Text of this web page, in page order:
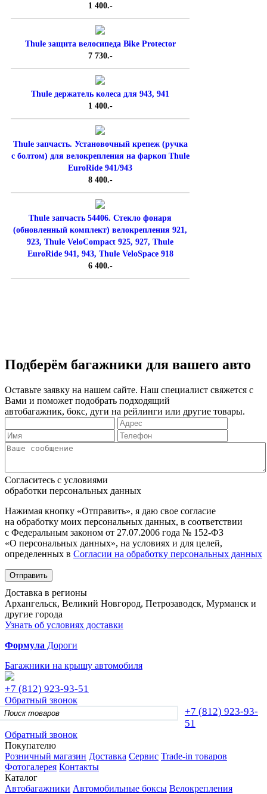
1 400.-
Thule защита велосипеда Bike Protector
7 730.-
Thule держатель колеса для 943, 941
1 400.-
Thule запчасть. Установочный крепеж (ручка
с болтом) для велокрепления на фаркоп Thule
EuroRide 941/943
8 400.-
Thule запчасть 54406. Стекло фонаря
(обновленный комплект) велокрепления 921,
923, Thule VeloCompact 925, 927, Thule
EuroRide 941, 943, Thule VeloSpace 918
6 400.-
Подберём багажники для вашего авто
Оставьте заявку на нашем сайте. Наш специалист свяжется с
Вами и поможет подобрать подходящий
автобагажник, бокс, дуги на рейлинги или другие товары.
Согласитесь с условиями
обработки персональных данных
Нажимая кнопку «Отправить», я даю свое согласие
на обработку моих персональных данных, в соответствии
с Федеральным законом от 27.07.2006 года № 152-ФЗ
«О персональных данных», на условиях и для целей,
определенных в Согласии на обработку персональных данных
Отправить
Доставка в регионы
Архангельск, Великий Новгород, Петрозаводск, Мурманск и
другие города
Узнать об условиях доставки
Формула Дороги
Багажники на крышу автомобиля
+7 (812) 923-93-51
Обратный звонок
+7 (812) 923-93-
51
Обратный звонок
Покупателю
Розничный магазин Доставка Сервис Trade-in товаров
Фотогалерея Контакты
Каталог
Автобагажники Автомобильные боксы Велокрепления